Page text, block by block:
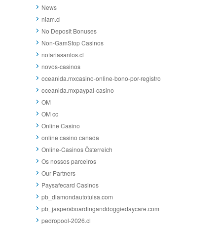
News
niam.cl
No Deposit Bonuses
Non-GamStop Casinos
notariasantos.cl
novos-casinos
oceanida.mxcasino-online-bono-por-registro
oceanida.mxpaypal-casino
OM
OM cc
Online Casino
online casino canada
Online-Casinos Österreich
Os nossos parceiros
Our Partners
Paysafecard Casinos
pb_diamondautotulsa.com
pb_jaspersboardinganddoggiedaycare.com
pedropool-2026.cl